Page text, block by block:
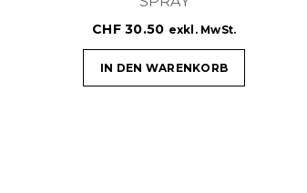
CHF30.50 exkl. MwSt.
IN DEN WARENKORB